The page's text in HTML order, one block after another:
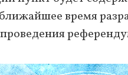
время